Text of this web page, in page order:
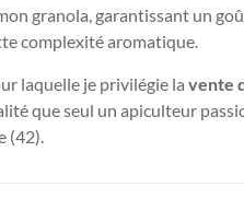
granola, garantissant un
complexité aromatique.
laquelle je privilégie la vente
que seul un apiculteur
(42).